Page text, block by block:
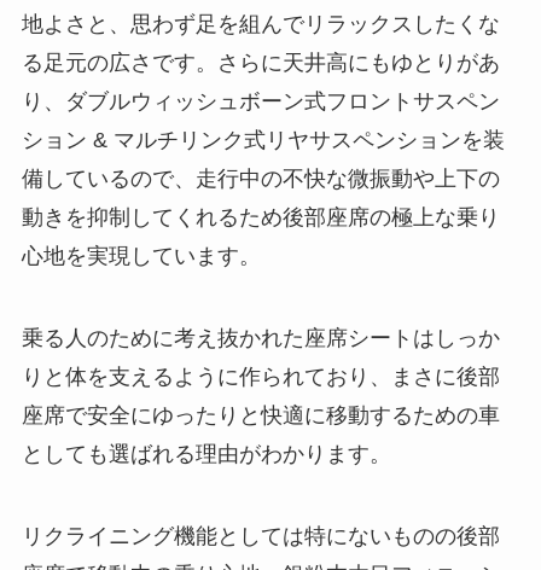
地よさと、思わず足を組んでリラックスしたくな
る足元の広さです。さらに天井高にもゆとりがあ
り、ダブルウィッシュボーン式フロントサスペン
ション & マルチリンク式リヤサスペンションを装
備しているので、走行中の不快な微振動や上下の
動きを抑制してくれるため後部座席の極上な乗り
心地を実現しています。
乗る人のために考え抜かれた座席シートはしっか
りと体を支えるように作られており、まさに後部
座席で安全にゆったりと快適に移動するための車
としても選ばれる理由がわかります。
リクライニング機能としては特にないものの後部